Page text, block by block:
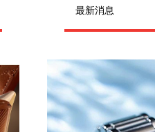
最新消息